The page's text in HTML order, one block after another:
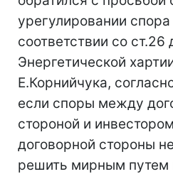
урегулировании
соответствии со ст.26
Энергетической
Е.Корнийчука,
если споры между
стороной и
договорной стороны
решить мирным путем